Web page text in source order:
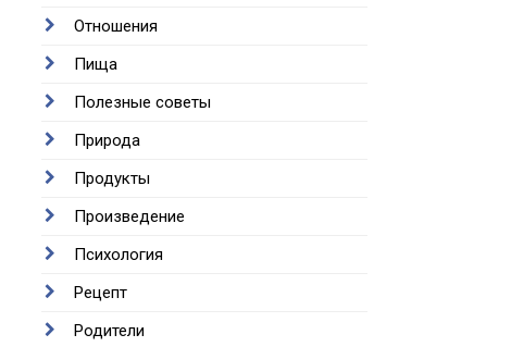
Отношения
Пища
Полезные советы
Природа
Продукты
Произведение
Психология
Рецепт
Родители